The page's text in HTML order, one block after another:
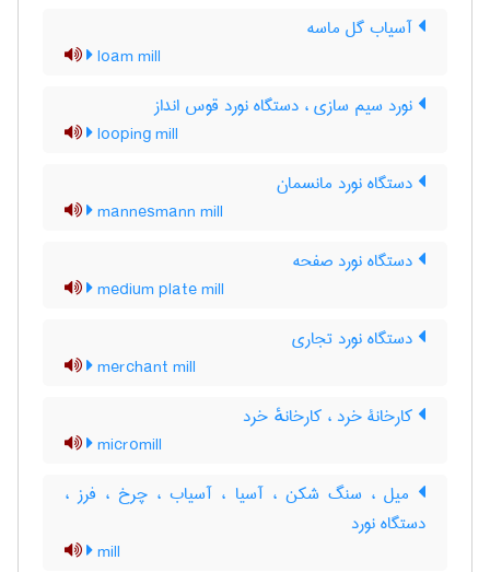
آسیاب گل ماسه
loam mill
نورد سیم سازی ، دستگاه نورد قوس انداز
looping mill
دستگاه نورد مانسمان
mannesmann mill
دستگاه نورد صفحه
medium plate mill
دستگاه نورد تجاری
merchant mill
کارخانۀ خرد ، کارخانهٔ خرد
micromill
میل ، سنگ شکن ، آسیا ، آسیاب ، چرخ ، فرز ،
دستگاه نورد
mill